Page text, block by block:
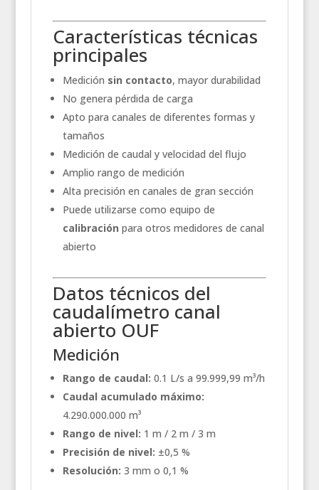
Características técnicas
principales
Medición sin contacto, mayor durabilidad
No genera pérdida de carga
Apto para canales de diferentes formas y
tamaños
Medición de caudal y velocidad del flujo
Amplio rango de medición
Alta precisión en canales de gran sección
Puede utilizarse como equipo de
calibración para otros medidores de canal
abierto
Datos técnicos del
caudalímetro canal
abierto OUF
Medición
Rango de caudal: 0.1 L/s a 99.999,99 m³/h
Caudal acumulado máximo:
4.290.000.000 m³
Rango de nivel: 1 m / 2 m / 3 m
Precisión de nivel: ±0,5 %
Resolución: 3 mm o 0,1 %